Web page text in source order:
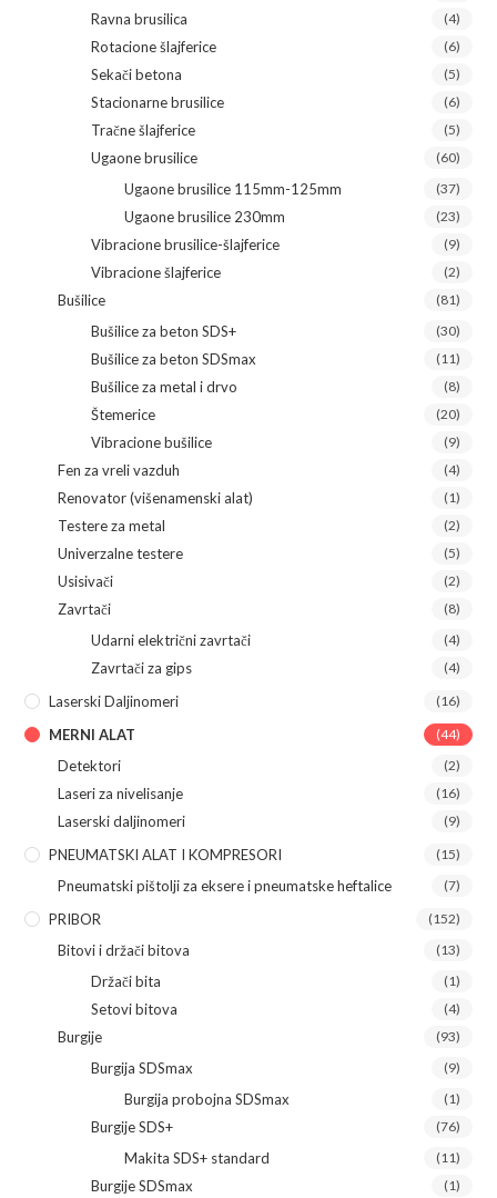
Ravna brusilica (4)
Rotacione šlajferice (6)
Sekači betona (5)
Stacionarne brusilice (6)
Tračne šlajferice (5)
Ugaone brusilice (60)
Ugaone brusilice 115mm-125mm (37)
Ugaone brusilice 230mm (23)
Vibracione brusilice-šlajferice (9)
Vibracione šlajferice (2)
Bušilice (81)
Bušilice za beton SDS+ (30)
Bušilice za beton SDSmax (11)
Bušilice za metal i drvo (8)
Štemerice (20)
Vibracione bušilice (9)
Fen za vreli vazduh (4)
Renovator (višenamenski alat) (1)
Testere za metal (2)
Univerzalne testere (5)
Usisivači (2)
Zavrtači (8)
Udarni električni zavrtači (4)
Zavrtači za gips (4)
Laserski Daljinomeri (16)
MERNI ALAT (44)
Detektori (2)
Laseri za nivelisanje (16)
Laserski daljinomeri (9)
PNEUMATSKI ALAT I KOMPRESORI (15)
Pneumatski pištolji za eksere i pneumatske heftalice (7)
PRIBOR (152)
Bitovi i držači bitova (13)
Držači bita (1)
Setovi bitova (4)
Burgije (93)
Burgija SDSmax (9)
Burgija probojna SDSmax (1)
Burgije SDS+ (76)
Makita SDS+ standard (11)
Burgije SDSmax (1)